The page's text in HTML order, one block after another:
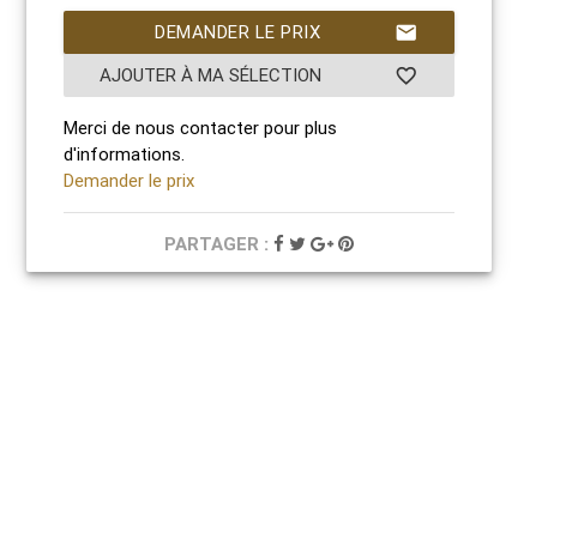
mail
DEMANDER LE PRIX
favorite_border
AJOUTER À MA SÉLECTION
Merci de nous contacter pour plus
d'informations.
Demander le prix
PARTAGER :